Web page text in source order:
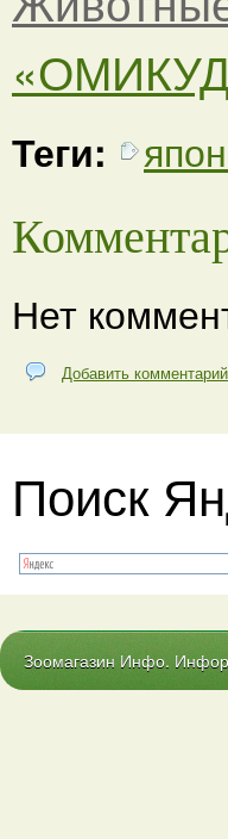
Теги:
Нет
Добавить комментарий
Поиск
Зоомагазин Инфо.